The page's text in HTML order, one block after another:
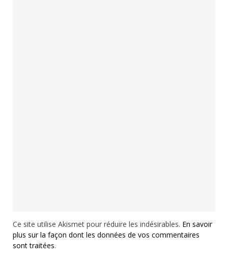
Ce site utilise Akismet pour réduire les indésirables. En savoir
plus sur la façon dont les données de vos commentaires
sont traitées.